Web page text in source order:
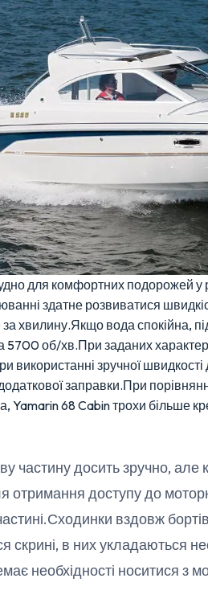
для комфортних подорожей у
здатне розвиватися
хвилину.Якщо вода спокійна,
5700 об/хв.При заданих
використанні зручної
заправки.При
Yamarin 68 Cabin трохи більше
частину досить зручно,
отримання доступу до
вздовж
скрині, в них укладаються
необхідності носитися з